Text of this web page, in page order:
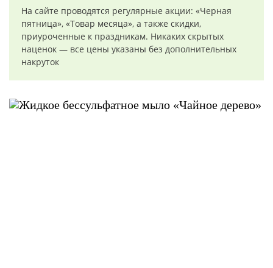
На сайте проводятся регулярные акции: «Черная
пятница», «Товар месяца», а также скидки,
приуроченные к праздникам. Никаких скрытых
наценок — все цены указаны без дополнительных
накруток